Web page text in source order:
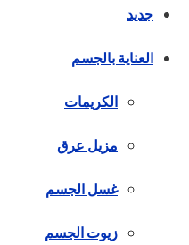
جديد
العناية بالجسم
الكريمات
مزيل عرق
غسل الجسم
زيوت الجسم